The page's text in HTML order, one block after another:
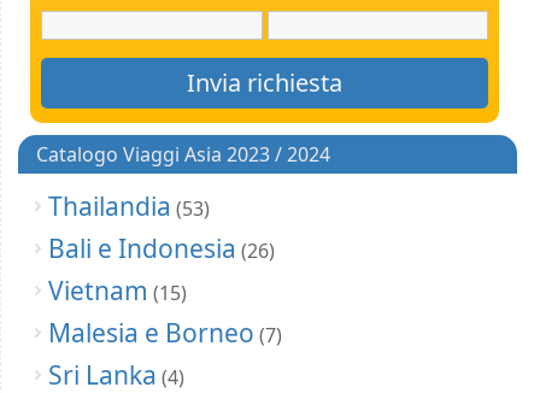
Catalogo Viaggi Asia 2023 / 2024
Thailandia (53)
Bali e Indonesia (26)
Vietnam (15)
Malesia e Borneo (7)
Sri Lanka (4)